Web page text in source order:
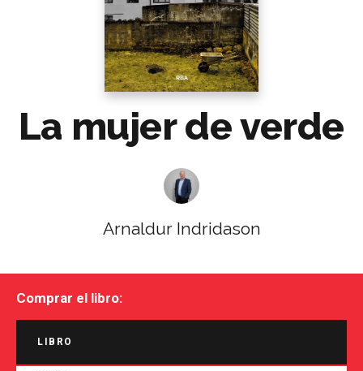
La mujer de verde
Arnaldur Indridason
Comprar el libro:
LIBRO